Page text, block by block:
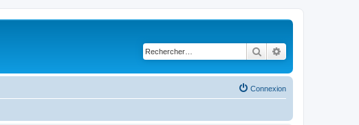
Rechercher
Connexion